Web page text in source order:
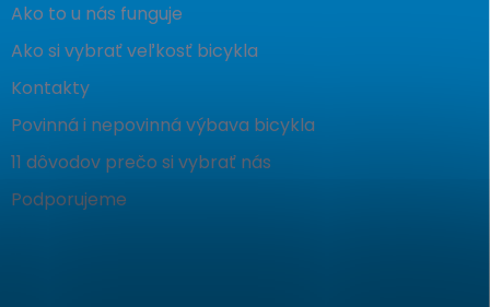
Ako to u nás funguje
Ako si vybrať veľkosť bicykla
Kontakty
Povinná i nepovinná výbava bicykla
11 dôvodov prečo si vybrať nás
Podporujeme